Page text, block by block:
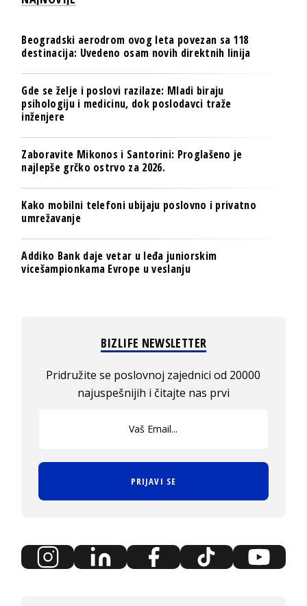
Beogradski aerodrom ovog leta povezan sa 118
destinacija: Uvedeno osam novih direktnih linija
Gde se želje i poslovi razilaze: Mladi biraju
psihologiju i medicinu, dok poslodavci traže
inženjere
Zaboravite Mikonos i Santorini: Proglašeno je
najlepše grčko ostrvo za 2026.
Kako mobilni telefoni ubijaju poslovno i privatno
umrežavanje
Addiko Bank daje vetar u leđa juniorskim
vicešampionkama Evrope u veslanju
BIZLIFE NEWSLETTER
Pridružite se poslovnoj zajednici od 20000
najuspešnijih i čitajte nas prvi
PRIJAVI SE